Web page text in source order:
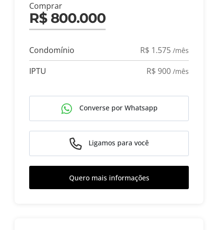
Comprar
R$ 800.000
Condomínio R$ 1.575 /mês
IPTU R$ 900 /mês
Converse por Whatsapp
Ligamos para você
Quero mais informações